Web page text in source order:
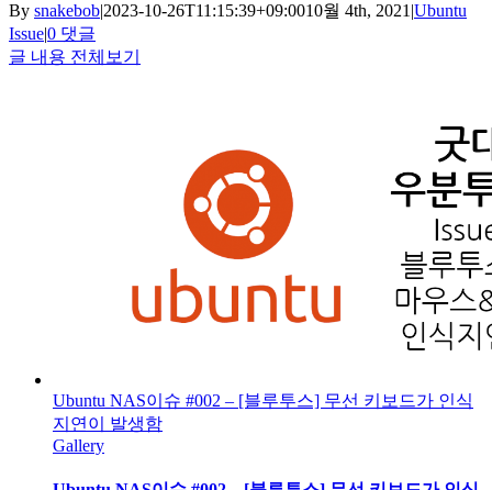
By snakebob|2023-10-26T11:15:39+09:0010월 4th, 2021 |Ubuntu
Issue|0 댓글
글 내용 전체보기
Ubuntu NAS이슈 #002 – [블루투스] 무선 키보드가 인식
지연이 발생함
Gallery